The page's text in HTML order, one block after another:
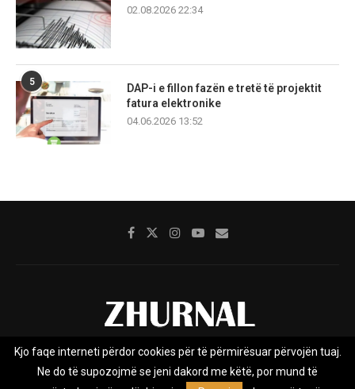
02.08.2026 22:34
5
DAP-i e fillon fazën e tretë të projektit
fatura elektronike
04.06.2026 13:52
Rreth nesh Impresumi Marketing
Kontakt
Privacy Policy
Kjo faqe interneti përdor cookies për të përmirësuar përvojën tuaj.
Ne do të supozojmë se jeni dakord me këtë, por mund të